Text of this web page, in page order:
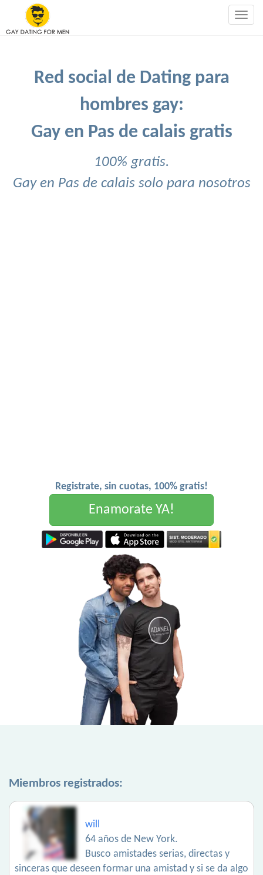
Red social de Dating para
hombres gay:
Gay en Pas de calais gratis
100% gratis.
Gay en Pas de calais solo para nosotros
Registrate, sin cuotas, 100% gratis!
Enamorate YA!
Miembros registrados:
will
64 años de New York.
Busco amistades serias, directas y
sinceras que deseen formar una amistad y si se da algo